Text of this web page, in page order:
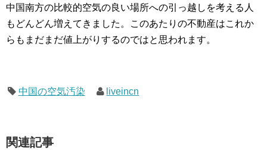
中国南方の比較的空気の良い場所への引っ越しを考える人
もどんどん増えてきました。このあたりの不動産はこれか
らもまだまだ値上がりするのではと思われます。
中国の空気汚染 liveincn
関連記事